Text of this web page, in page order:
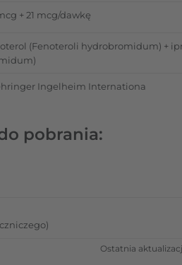
+ 21 mcg/dawkę
(Fenoteroli hydrobromidum) +
Ingelheim Internationa
pobrania:
Ostatnia